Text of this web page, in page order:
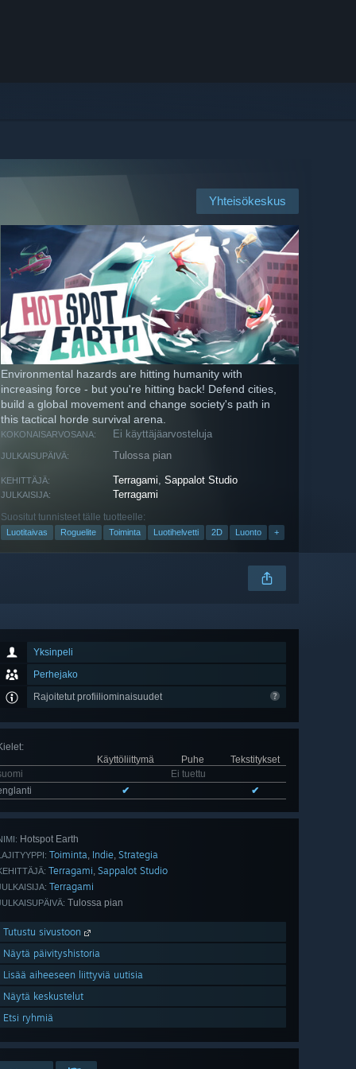
Yhteisökeskus
Environmental hazards are hitting humanity with
increasing force - but you're hitting back! Defend cities,
build a global movement and change society's path in
this tactical horde survival arena.
KOKONAISARVOSANA: Ei käyttäjäarvosteluja
JULKAISUPÄIVÄ: Tulossa pian
KEHITTÄJÄ: Terragami,Sappalot Studio
JULKAISIJA: Terragami
Suositut tunnisteet tälle tuotteelle:
Luotitaivas Roguelite Toiminta Luotihelvetti 2D Luonto +
Yksinpeli
Perhejako
Rajoitetut profiiliominaisuudet
:
Käyttöliittymä
Puhe
Tekstitykset
Ei tuettu
✔ ✔
Hotspot Earth
LAJITYYPPI: Toiminta, Indie, Strategia
Terragami, Sappalot Studio
Terragami
Tulossa pian
Tutustu sivustoon
Näytä päivityshistoria
Lisää aiheeseen liittyviä uutisia
Näytä keskustelut
Etsi ryhmiä